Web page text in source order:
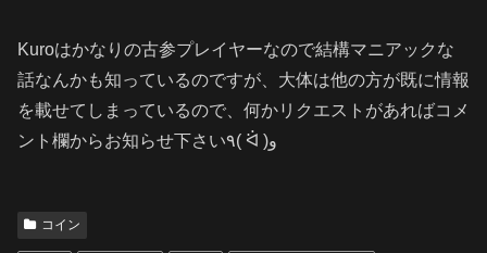
Kuroはかなりの古参プレイヤーなので結構マニアックな
話なんかも知っているのですが、大体は他の方が既に情報
を載せてしまっているので、何かリクエストがあればコメ
ント欄からお知らせ下さい٩( ᐛ )و
コイン